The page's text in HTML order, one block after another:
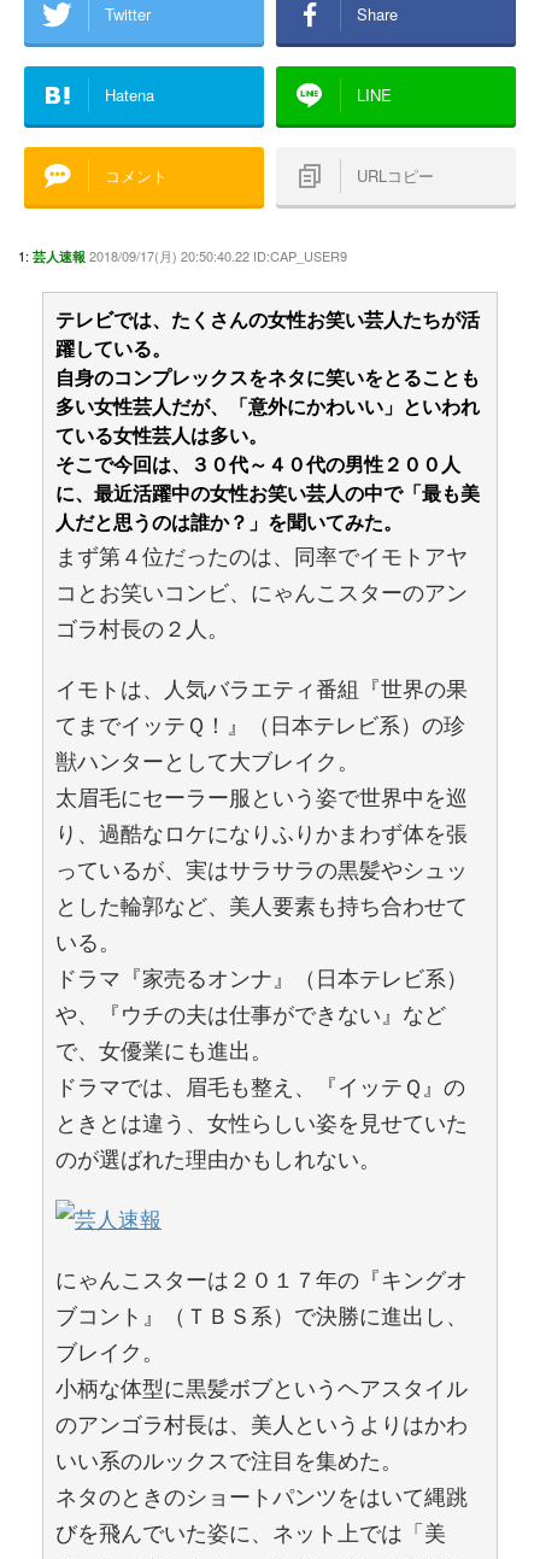
Twitter Share
Hatena LINE
コメント URLコピー
1: 芸人速報 2018/09/17(月) 20:50:40.22 ID:CAP_USER9
テレビでは、たくさんの女性お笑い芸人たちが活
躍している。
自身のコンプレックスをネタに笑いをとることも
多い女性芸人だが、「意外にかわいい」といわれ
ている女性芸人は多い。
そこで今回は、３０代～４０代の男性２００人
に、最近活躍中の女性お笑い芸人の中で「最も美
人だと思うのは誰か？」を聞いてみた。
まず第４位だったのは、同率でイモトアヤ
コとお笑いコンビ、にゃんこスターのアン
ゴラ村長の２人。
イモトは、人気バラエティ番組『世界の果
てまでイッテＱ！』（日本テレビ系）の珍
獣ハンターとして大ブレイク。
太眉毛にセーラー服という姿で世界中を巡
り、過酷なロケになりふりかまわず体を張
っているが、実はサラサラの黒髪やシュッ
とした輪郭など、美人要素も持ち合わせて
いる。
ドラマ『家売るオンナ』（日本テレビ系）
や、『ウチの夫は仕事ができない』など
で、女優業にも進出。
ドラマでは、眉毛も整え、『イッテＱ』の
ときとは違う、女性らしい姿を見せていた
のが選ばれた理由かもしれない。
にゃんこスターは２０１７年の『キングオ
ブコント』（ＴＢＳ系）で決勝に進出し、
ブレイク。
小柄な体型に黒髪ボブというヘアスタイル
のアンゴラ村長は、美人というよりはかわ
いい系のルックスで注目を集めた。
ネタのときのショートパンツをはいて縄跳
びを飛んでいた姿に、ネット上では「美